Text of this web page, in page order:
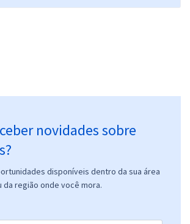
novidades sobre
disponíveis dentro da sua área
região onde você mora.